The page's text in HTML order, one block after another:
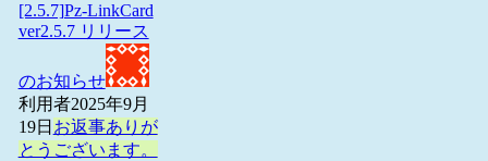
[2.5.7]Pz-LinkCard
ver2.5.7 リリース
のお知らせ
利用者2025年9月
19日 お返事ありが
とうございます。